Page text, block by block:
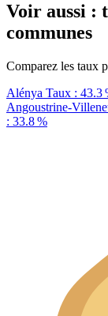
Voir aussi :
communes
Comparez les taux
Alénya Taux : 43.3
Angoustrine-
: 33.8 %